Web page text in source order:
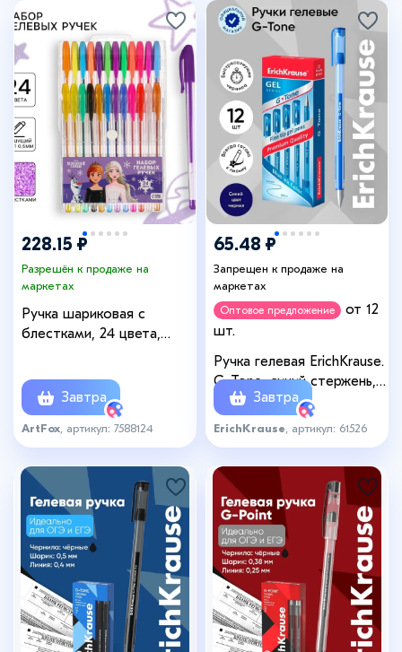
228.15 ₽
Разрешён к продаже на
маркетах
Ручка шариковая с
блестками, 24 цвета,
Завтра
ArtFox , артикул: 7588124
65.48 ₽
Запрещен к продаже на
маркетах
Оптовое предложение
от 12
шт.
Ручка гелевая ErichKrause.
G-Tone, синий стержень,
узел 0.5 мм
Завтра
ErichKrause , артикул: 61526
+10